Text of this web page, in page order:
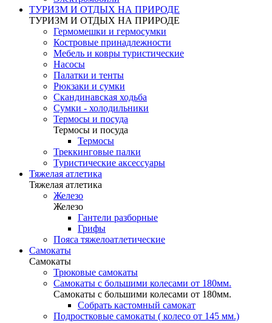
ТУРИЗМ И ОТДЫХ НА ПРИРОДЕ
ТУРИЗМ И ОТДЫХ НА ПРИРОДЕ
Гермомешки и гермосумки
Костровые принадлежности
Мебель и ковры туристические
Насосы
Палатки и тенты
Рюкзаки и сумки
Скандинавская ходьба
Сумки - холодильники
Термосы и посуда
Термосы и посуда
Термосы
Треккинговые палки
Туристические аксессуары
Тяжелая атлетика
Тяжелая атлетика
Железо
Железо
Гантели разборные
Грифы
Пояса тяжелоатлетические
Самокаты
Самокаты
Трюковые самокаты
Самокаты с большими колесами от 180мм.
Самокаты с большими колесами от 180мм.
Собрать кастомный самокат
Подростковые самокаты ( колесо от 145 мм.)